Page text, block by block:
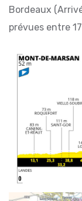
Bordeaux
prévues entre